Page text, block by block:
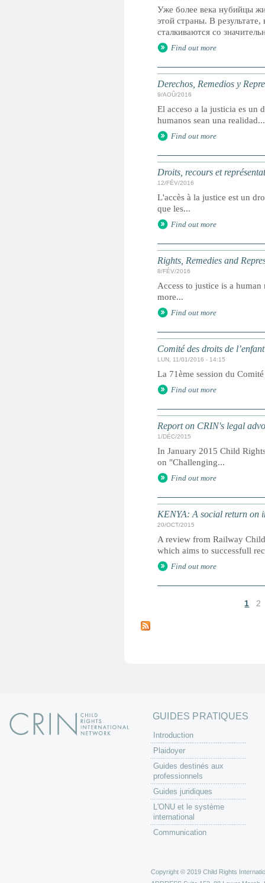
Уже более века нубийцы
этой страны. В
сталкиваются со
Find out more
Derechos, Remedios y
9/AOÛ/2016
El acceso a la justicia es un
humanos sean una realidad...
Find out more
Droits, recours et
12/FÉV/2016
L'accès à la justice est un
que les...
Find out more
Rights, Remedies and
8/FÉV/2016
Access to justice is a
more...
Find out more
Comité des droits de
LUN, 11/01/2016 - 14:15
La 71ème session du
Find out more
Report on CRIN's legal
1/DÉC/2015
In January 2015 Child
on "Challenging...
Find out more
KENYA: A social return on
20/OCT/2015
A review from Railway
which aims to successfull
Find out more
a
1 2
GUIDES PRATIQUES
Introduction
Plaidoyer
Guides destinés aux
professionnels
Guides juridiques
L'ONU et le système
international
Communication
Copyright © 2019 Child Rights